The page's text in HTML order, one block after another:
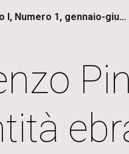
Skip to main content Anno I, Numero 1, gennaio-giugno 2012